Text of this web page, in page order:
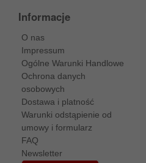
Informacje
O nas
Impressum
Ogólne Warunki Handlowe
Ochrona danych
osobowych
Dostawa i platność
Warunki odstąpienie od
umowy i formularz
FAQ
Newsletter